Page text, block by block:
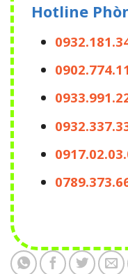
Hotline